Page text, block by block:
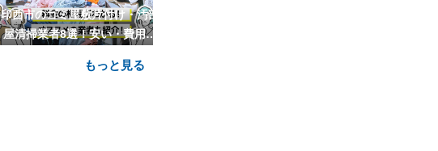
印西市のゴミ屋敷片付け・汚部
屋清掃業者8選！安い・費用相
もっと見る